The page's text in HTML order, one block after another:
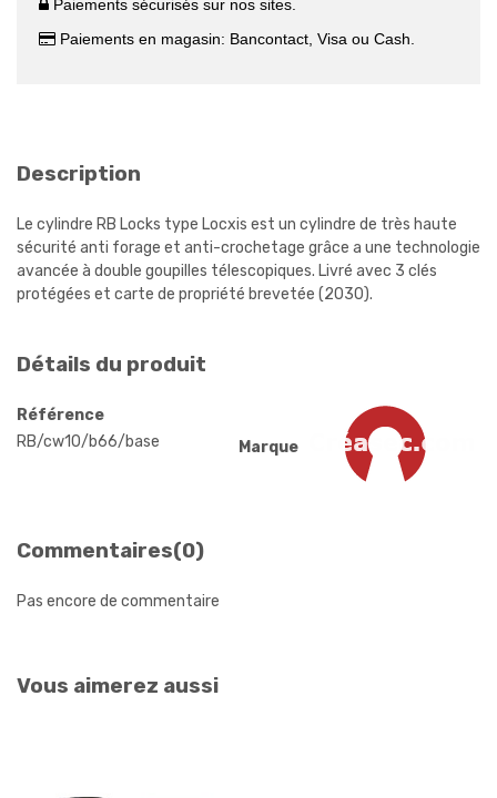
Paiements sécurisés sur nos sites.
Paiements en magasin: Bancontact, Visa ou Cash.
Description
Le cylindre RB Locks type Locxis est un cylindre de très haute
sécurité anti forage et anti-crochetage grâce a une technologie
avancée à double goupilles télescopiques. Livré avec 3 clés
protégées et carte de propriété brevetée (2030).
Détails du produit
Marque
Référence
RB/cw10/b66/base
Commentaires(0)
Pas encore de commentaire
Vous aimerez aussi